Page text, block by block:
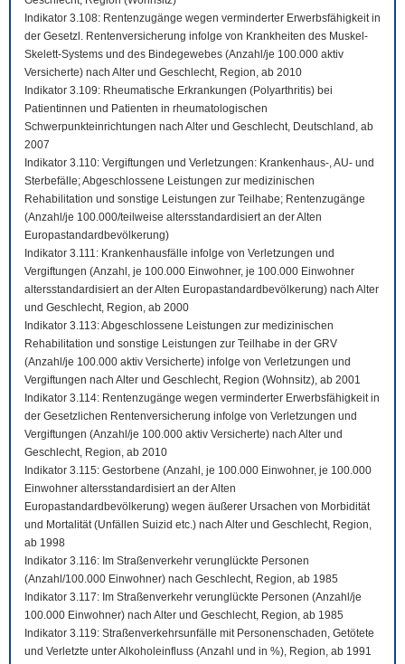
Indikator 3.108: Rentenzugänge wegen verminderter Erwerbsfähigkeit in
der Gesetzl. Rentenversicherung infolge von Krankheiten des Muskel-
Skelett-Systems und des Bindegewebes (Anzahl/je 100.000 aktiv
Versicherte) nach Alter und Geschlecht, Region, ab 2010
Indikator 3.109: Rheumatische Erkrankungen (Polyarthritis) bei
Patientinnen und Patienten in rheumatologischen
Schwerpunkteinrichtungen nach Alter und Geschlecht, Deutschland, ab
2007
Indikator 3.110: Vergiftungen und Verletzungen: Krankenhaus-, AU- und
Sterbefälle; Abgeschlossene Leistungen zur medizinischen
Rehabilitation und sonstige Leistungen zur Teilhabe; Rentenzugänge
(Anzahl/je 100.000/teilweise altersstandardisiert an der Alten
Europastandardbevölkerung)
Indikator 3.111: Krankenhausfälle infolge von Verletzungen und
Vergiftungen (Anzahl, je 100.000 Einwohner, je 100.000 Einwohner
altersstandardisiert an der Alten Europastandardbevölkerung) nach Alter
und Geschlecht, Region, ab 2000
Indikator 3.113: Abgeschlossene Leistungen zur medizinischen
Rehabilitation und sonstige Leistungen zur Teilhabe in der GRV
(Anzahl/je 100.000 aktiv Versicherte) infolge von Verletzungen und
Vergiftungen nach Alter und Geschlecht, Region (Wohnsitz), ab 2001
Indikator 3.114: Rentenzugänge wegen verminderter Erwerbsfähigkeit in
der Gesetzlichen Rentenversicherung infolge von Verletzungen und
Vergiftungen (Anzahl/je 100.000 aktiv Versicherte) nach Alter und
Geschlecht, Region, ab 2010
Indikator 3.115: Gestorbene (Anzahl, je 100.000 Einwohner, je 100.000
Einwohner altersstandardisiert an der Alten
Europastandardbevölkerung) wegen äußerer Ursachen von Morbidität
und Mortalität (Unfällen Suizid etc.) nach Alter und Geschlecht, Region,
ab 1998
Indikator 3.116: Im Straßenverkehr verunglückte Personen
(Anzahl/100.000 Einwohner) nach Geschlecht, Region, ab 1985
Indikator 3.117: Im Straßenverkehr verunglückte Personen (Anzahl/je
100.000 Einwohner) nach Alter und Geschlecht, Region, ab 1985
Indikator 3.119: Straßenverkehrsunfälle mit Personenschaden, Getötete
und Verletzte unter Alkoholeinfluss (Anzahl und in %), Region, ab 1991